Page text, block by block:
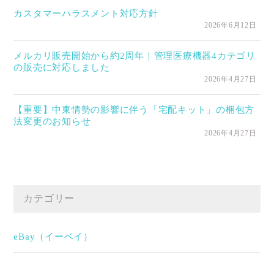
カスタマーハラスメント対応方針
2026年6月12日
メルカリ販売開始から約2周年｜管理医療機器4カテゴリ
の販売に対応しました
2026年4月27日
【重要】中東情勢の影響に伴う「宅配キット」の梱包方
法変更のお知らせ
2026年4月27日
カテゴリー
eBay（イーベイ）